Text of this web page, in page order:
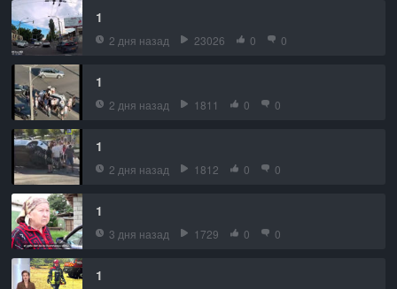
1
2 дня назад 23026 0 0
1
2 дня назад 1811 0 0
1
2 дня назад 1812 0 0
1
3 дня назад 1729 0 0
1